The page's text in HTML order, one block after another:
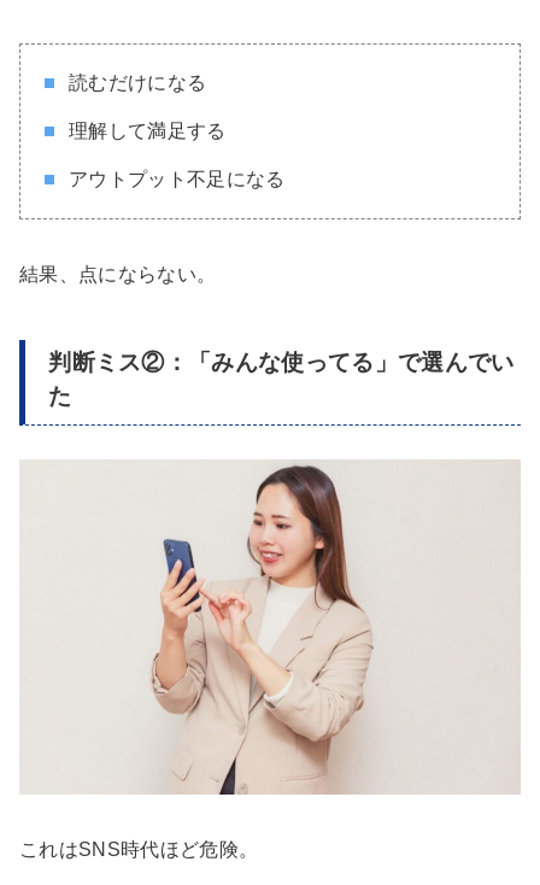
読むだけになる
理解して満足する
アウトプット不足になる
結果、点にならない。
判断ミス②：「みんな使ってる」で選んでい
た
これはSNS時代ほど危険。